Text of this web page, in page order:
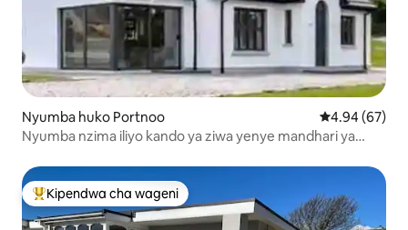
Nyumba huko Portnoo Ukadiriaji wa
4.94 (67)
Nyumba nzima iliyo kando ya ziwa yenye mandhari ya
Kipendwa maarufu cha wageni
Kipendwa cha wageni